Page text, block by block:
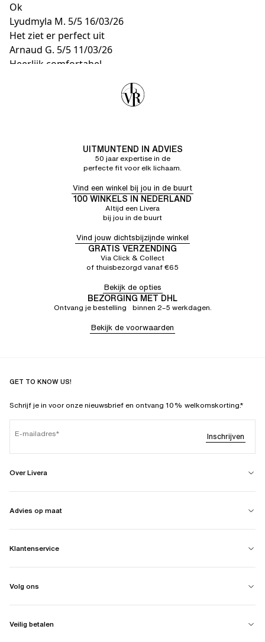
Ok
Lyudmyla M. 5/5 16/03/26
Het ziet er perfect uit
Arnaud G. 5/5 11/03/26
Heerlijk comfortabel
UITMUNTEND IN ADVIES
50 jaar expertise in de
perfecte fit voor elk lichaam.
Vind een winkel bij jou in de buurt
100 WINKELS IN NEDERLAND
Altijd een Livera
bij jou in de buurt
Vind jouw dichtsbijzijnde winkel
GRATIS VERZENDING
Via Click & Collect
of thuisbezorgd vanaf €65
Bekijk de opties
BEZORGING MET DHL
Ontvang je bestelling binnen 2–5 werkdagen.
Bekijk de voorwaarden
GET TO KNOW US!
Schrijf je in voor onze nieuwsbrief en ontvang 10% welkomskorting.*
E-mailadres Inschrijven
Over Livera
Advies op maat
Klantenservice
Volg ons
Veilig betalen